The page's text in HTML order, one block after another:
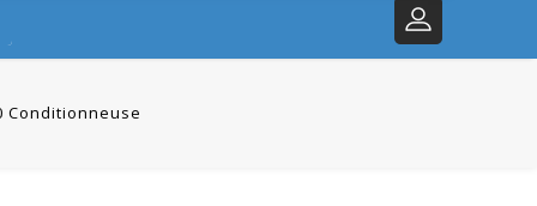
Conditionneuse